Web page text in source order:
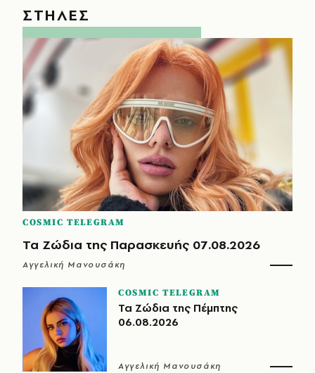
ΣΤΗΛΕΣ
COSMIC TELEGRAM
Τα Ζώδια της Παρασκευής 07.08.2026
Αγγελική Μανουσάκη
COSMIC TELEGRAM
Τα Ζώδια της Πέμπτης
06.08.2026
Αγγελική Μανουσάκη